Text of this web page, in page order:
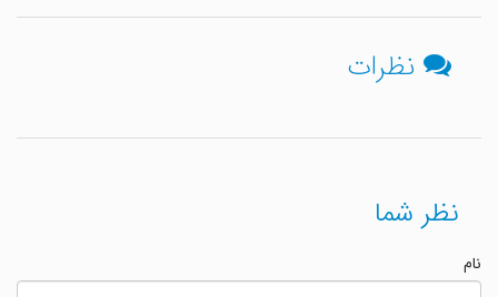
نظرات
نظر شما